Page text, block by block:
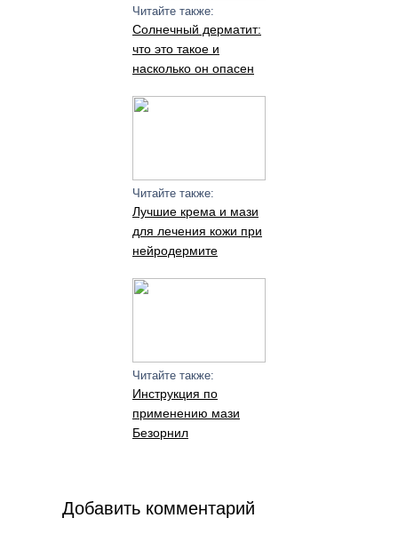
Читайте также:
Солнечный дерматит:
что это такое и
насколько он опасен
Читайте также:
Лучшие крема и мази
для лечения кожи при
нейродермите
Читайте также:
Инструкция по
применению мази
Безорнил
Добавить комментарий